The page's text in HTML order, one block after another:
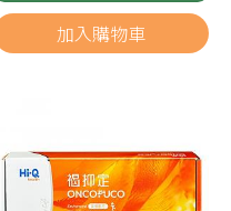
加入購物車